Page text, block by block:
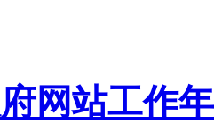
网站工作